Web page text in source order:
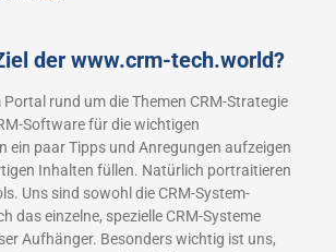
der www.crm-tech.world?
rund um die Themen CRM-Strategie
Software für die wichtigen
ein paar Tipps und Anregungen aufzeigen
Inhalten füllen. Natürlich portraitieren
Uns sind sowohl die CRM-System-
das einzelne, spezielle CRM-Systeme
Aufhänger. Besonders wichtig ist uns,